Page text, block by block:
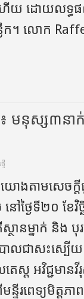
ប់ហើយ ដោយល
ក។ លោក​
មនុស្ស៣នា
មី
យោងតាមសេច
ៅថ្ងៃទី២០ ខែវិ
ថានម្នាក់ និង
ាបាលជាសះស្
េស្ត អវិជ្ជម
រពេទ្យមិត្តភា